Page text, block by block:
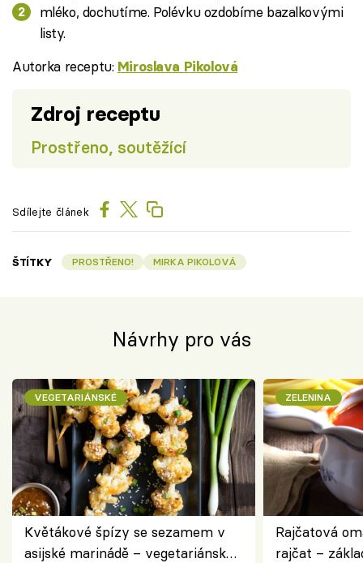
mléko, dochutíme. Polévku ozdobíme bazalkovými
listy.
Autorka receptu: Miroslava Pikolová
Zdroj receptu
Prostřeno, soutěžící
Sdílejte článek
ŠTÍTKY PROSTŘENO! MIRKA PIKOLOVÁ
Návrhy pro vás
VEGETARIÁNSKÉ
Květákové špízy se sezamem v
asijské marinádě – vegetariánská
ZELENINA
Rajčatová
rajčat –